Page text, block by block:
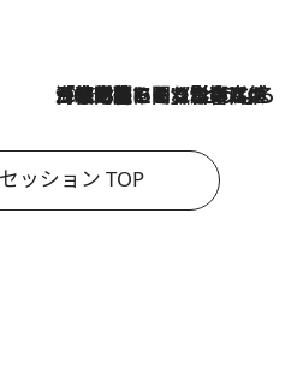
2026.8.3
「住宅建てられない…」「サーチャージ料の高値が続いている」ホルムズ海峡封鎖による影響はいつまで続く？《エネルギー専門家に聞く“どうなる日本の暮らし”》
ッション TOP